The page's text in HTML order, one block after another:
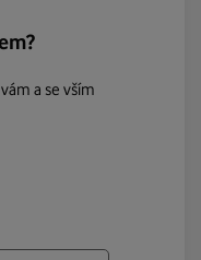
a se vším